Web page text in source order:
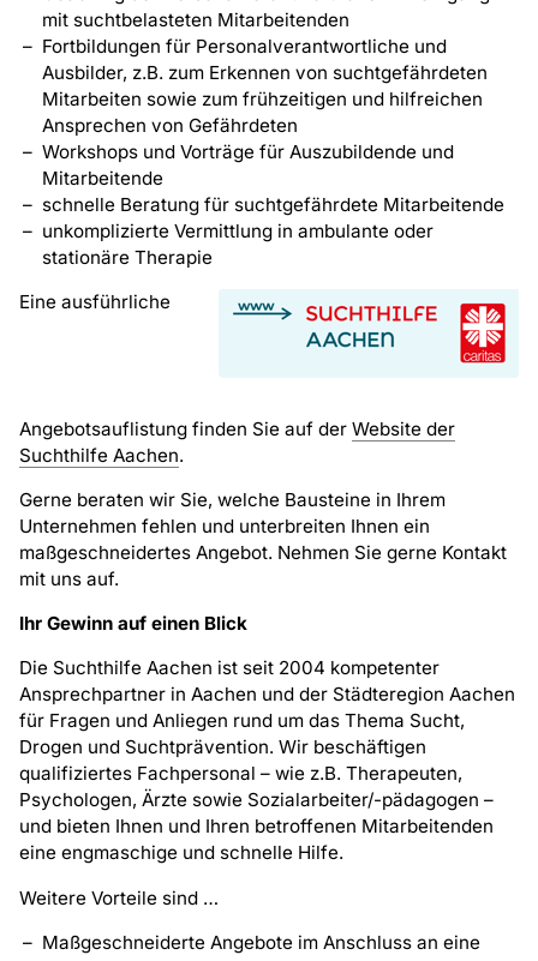
mit suchtbelasteten Mitarbeitenden
Fortbildungen für Personalverantwortliche und
Ausbilder, z.B. zum Erkennen von suchtgefährdeten
Mitarbeiten sowie zum frühzeitigen und hilfreichen
Ansprechen von Gefährdeten
Workshops und Vorträge für Auszubildende und
Mitarbeitende
schnelle Beratung für suchtgefährdete Mitarbeitende
unkomplizierte Vermittlung in ambulante oder
stationäre Therapie
Eine ausführliche
Angebotsauflistung finden Sie auf der Website der
Suchthilfe Aachen.
Gerne beraten wir Sie, welche Bausteine in Ihrem
Unternehmen fehlen und unterbreiten Ihnen ein
maßgeschneidertes Angebot. Nehmen Sie gerne Kontakt
mit uns auf.
Ihr Gewinn auf einen Blick
Die Suchthilfe Aachen ist seit 2004 kompetenter
Ansprechpartner in Aachen und der Städteregion Aachen
für Fragen und Anliegen rund um das Thema Sucht,
Drogen und Suchtprävention. Wir beschäftigen
qualifiziertes Fachpersonal – wie z.B. Therapeuten,
Psychologen, Ärzte sowie Sozialarbeiter/-pädagogen –
und bieten Ihnen und Ihren betroffenen Mitarbeitenden
eine engmaschige und schnelle Hilfe.
Weitere Vorteile sind …
Maßgeschneiderte Angebote im Anschluss an eine